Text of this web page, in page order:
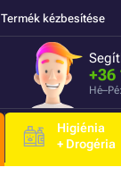
Termék kézbesítése
+36
Higiénia
+ Drogéria